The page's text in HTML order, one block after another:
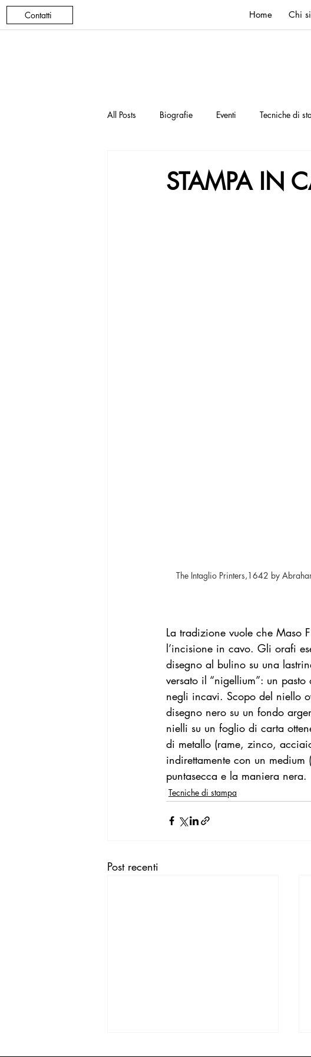
Contatti Home Chi
All Posts Biografie Eventi Tecniche di
STAMPA IN
The Intaglio Printers,1642
La tradizione vuole che Maso
l’incisione in cavo. Gli orafi
disegno al bulino su una
versato il “nigellium”: un
negli incavi. Scopo del niello
disegno nero su un fondo
nielli su un foglio di carta
di metallo (rame, zinco,
indirettamente con un
puntasecca e la maniera nera.
Tecniche di stampa
Post recenti